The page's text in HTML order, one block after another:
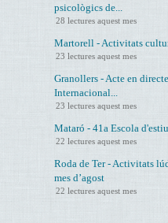
psicològics de...
28 lectures aquest mes
Martorell - Activitats
23 lectures aquest mes
Granollers - Acte en
Internacional...
23 lectures aquest mes
Mataró - 41a Escola
22 lectures aquest mes
Roda de Ter - Activitats
mes d’agost
22 lectures aquest mes